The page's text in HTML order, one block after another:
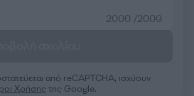
2000 /2000
από reCAPTCHA, ισχύουν
Χρήσης της Google.